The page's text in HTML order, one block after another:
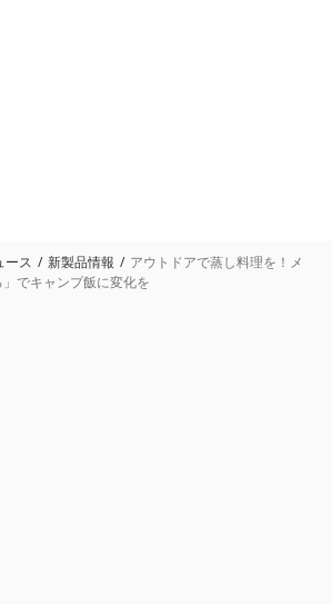
ース 新製品情報
アウトドアで蒸し料理を！メ
でキャンプ飯に変化を